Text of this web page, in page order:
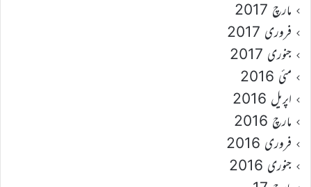
مارچ 2017
فروری 2017
جنوری 2017
مئی 2016
اپریل 2016
مارچ 2016
فروری 2016
جنوری 2016